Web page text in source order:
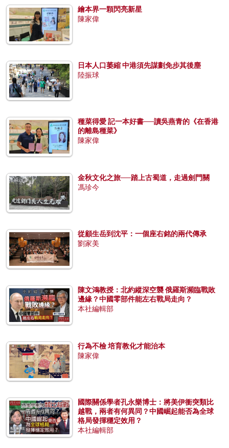
繪本界一顆閃亮新星
陳家偉
日本人口萎縮 中港須先謀劃免步其後塵
陸振球
種菜得愛 記一本好書──讀吳燕青的《在香港
的離島種菜》
陳家偉
金秋文化之旅──踏上古蜀道，走過劍門關
馮珍今
從顧生岳到沈平：一個座右銘的兩代傳承
劉家美
陳文鴻教授：北約縱深空襲 俄羅斯瀕臨戰敗
邊緣？中國零部件能左右戰局走向？
本社編輯部
行為不檢 培育教化才能治本
陳家偉
國際關係學者孔永樂博士：將美伊衝突類比
越戰，兩者有何異同？中國崛起能否為全球
格局發揮穩定效用？
本社編輯部